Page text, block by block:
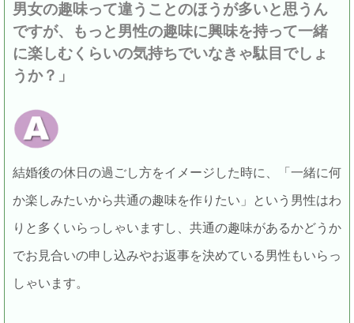
男女の趣味って違うことのほうが多いと思うん
ですが、もっと男性の趣味に興味を持って一緒
に楽しむくらいの気持ちでいなきゃ駄目でしょ
うか？」
結婚後の休日の過ごし方をイメージした時に、「一緒に何
か楽しみたいから共通の趣味を作りたい」という男性はわ
りと多くいらっしゃいますし、共通の趣味があるかどうか
でお見合いの申し込みやお返事を決めている男性もいらっ
しゃいます。